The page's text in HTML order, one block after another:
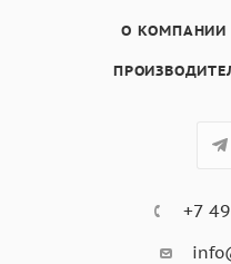
Режим ограничения
Акустический сигнал
Быстрый выбор уровня
Функция Eco-Heat
Функция Поддержание
О КОМПАНИИ
+7